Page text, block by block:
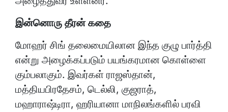
இன்னொரு தீரன் கதை
மோஹர் சிங் தலைமையிலான இந்த குழு பார்த்தி
என்று அழைக்கப்படும் பயங்கரமான கொள்ளை
கும்பலாகும். இவர்கள் ராஜஸ்தான்,
மத்தியபிரதேசம், டெல்லி, குஜராத்,
மஹாராஷ்டிரா, ஹரியானா மாநிலங்களில் பரவி